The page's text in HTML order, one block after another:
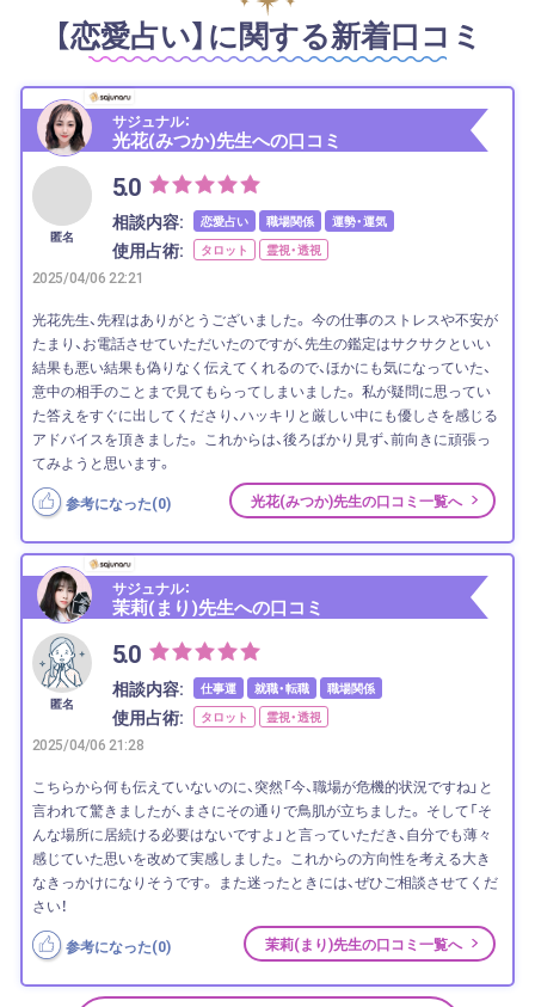
【恋愛占い】に関する新着口コミ
サジュナル：
光花(みつか)先生への口コミ
匿名
5.0
相談内容: 恋愛占い 職場関係 運勢・運気
使用占術: タロット 霊視・透視
2025/04/06 22:21
光花先生、先程はありがとうございました。 今の仕事のストレスや不安が
たまり、お電話させていただいたのですが、先生の鑑定はサクサクといい
結果も悪い結果も偽りなく伝えてくれるので、ほかにも気になっていた、
意中の相手のことまで見てもらってしまいました。 私が疑問に思ってい
た答えをすぐに出してくださり、ハッキリと厳しい中にも優しさを感じる
アドバイスを頂きました。 これからは、後ろばかり見ず、前向きに頑張っ
てみようと思います。
参考になった(0) 光花(みつか)先生の口コミ一覧へ
サジュナル：
茉莉(まり)先生への口コミ
匿名
5.0
相談内容: 仕事運 就職・転職 職場関係
使用占術: タロット 霊視・透視
2025/04/06 21:28
こちらから何も伝えていないのに、突然「今、職場が危機的状況ですね」と
言われて驚きましたが、まさにその通りで鳥肌が立ちました。 そして「そ
んな場所に居続ける必要はないですよ」と言っていただき、自分でも薄々
感じていた思いを改めて実感しました。 これからの方向性を考える大き
なきっかけになりそうです。 また迷ったときには、ぜひご相談させてくだ
さい！
参考になった(0) 茉莉(まり)先生の口コミ一覧へ